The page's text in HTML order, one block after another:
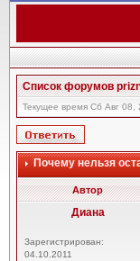
Список форумов
Текущее время Сб Авг 08,
Почему нельзя
Автор
Диана
Зарегистрирован:
04.10.2011